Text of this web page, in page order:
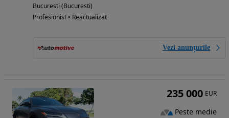
Bucuresti (Bucuresti)
Profesionist • Reactualizat
Vezi anunțurile
235 000 EUR
Peste medie